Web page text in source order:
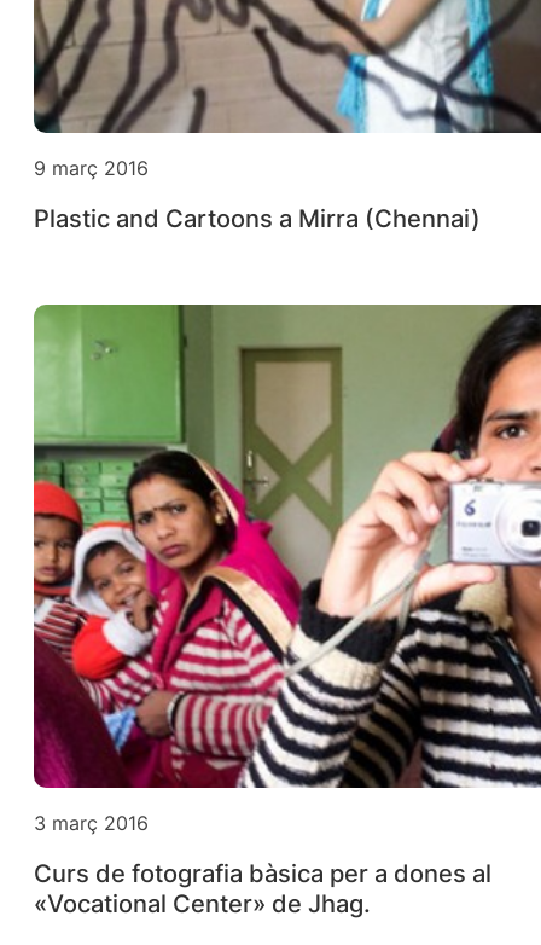
9 març 2016
Plastic and Cartoons a Mirra (Chennai)
3 març 2016
Curs de fotografia bàsica per a dones al
«Vocational Center» de Jhag.